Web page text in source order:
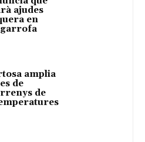
ajudes
en
garrofa
amplia
de
de